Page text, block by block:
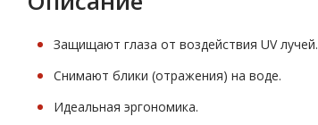
Защищают глаза от воздействия UV лучей.
Снимают блики (отражения) на воде.
Идеальная эргономика.